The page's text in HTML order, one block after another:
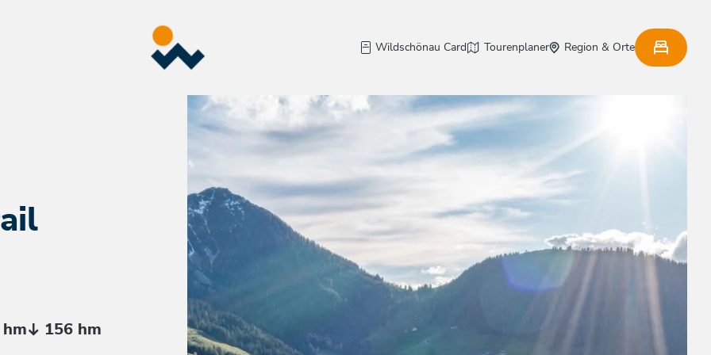
Wildschönau Card Tourenplaner Region & Orte
hm 156 hm